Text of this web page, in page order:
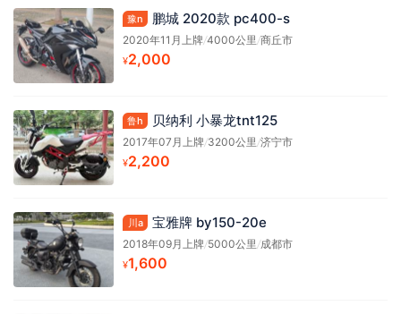
豫n 鹏城 2020款 pc400-s
2020年11月上牌/4000公里 /商丘市
¥2,000
鲁h 贝纳利 小暴龙tnt125
2017年07月上牌/3200公里 /济宁市
¥2,200
川a 宝雅牌 by150-20e
2018年09月上牌/5000公里 /成都市
¥1,600